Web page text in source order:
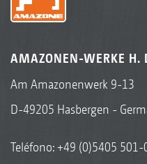
AMAZONEN-WERKE H.
Am Amazonenwerk 9-13
D-49205 Hasbergen -
Teléfono:+49 (0)5405 501-